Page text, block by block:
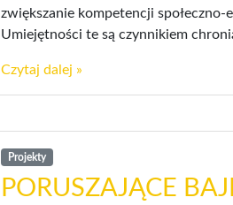
zwiększanie kompetencji
Umiejętności te są czynnikiem
Czytaj dalej »
Projekty
PORUSZAJĄCE